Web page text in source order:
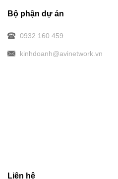
Bộ phận dự án
0932 160 459
kinhdoanh@avinetwork.vn
Liên hệ